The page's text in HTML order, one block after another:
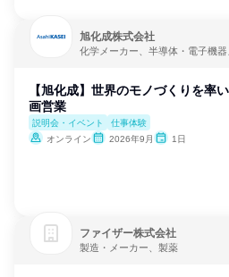
旭化成株式会社
化学メーカー、半導体・電子機
【旭化成】世界のモノづくりを率
画営業
説明会・イベント
仕事体験
オンライン
2026年9月 1日
ファイザー株式会社
製造・メーカー、製薬